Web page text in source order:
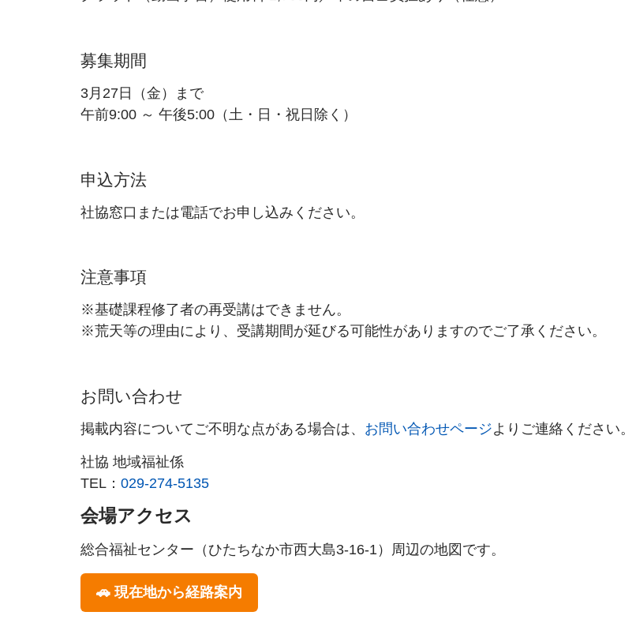
募集期間
3月27日（金）まで
午前9:00 ～ 午後5:00（土・日・祝日除く）
申込方法
社協窓口または電話でお申し込みください。
注意事項
※基礎課程修了者の再受講はできません。
※荒天等の理由により、受講期間が延びる可能性がありますのでご了承ください。
お問い合わせ
掲載内容についてご不明な点がある場合は、 お問い合わせページよりご連絡ください。
社協 地域福祉係
TEL： 029-274-5135
会場アクセス
総合福祉センター（ひたちなか市西大島3-16-1）周辺の地図です。
🚗 現在地から経路案内